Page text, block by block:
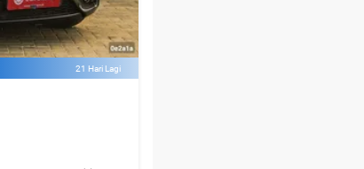
21 Hari Lagi